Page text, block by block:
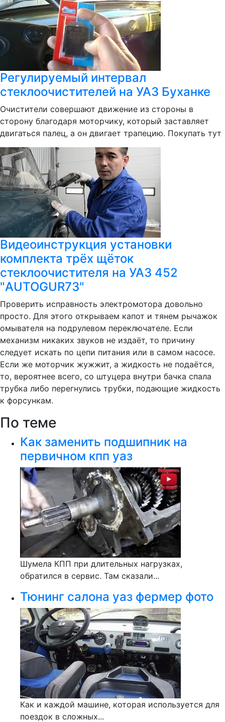
Регулируемый интервал
стеклоочистителей на УАЗ Буханке
Очистители совершают движение из стороны в
сторону благодаря моторчику, который заставляет
двигаться палец, а он двигает трапецию. Покупать тут
Видеоинструкция установки
комплекта трёх щёток
стеклоочистителя на УАЗ 452
"AUTOGUR73"
Проверить исправность электромотора довольно
просто. Для этого открываем капот и тянем рычажок
омывателя на подрулевом переключателе. Если
механизм никаких звуков не издаёт, то причину
следует искать по цепи питания или в самом насосе.
Если же моторчик жужжит, а жидкость не подаётся,
то, вероятнее всего, со штуцера внутри бачка спала
трубка либо перегнулись трубки, подающие жидкость
к форсункам.
По теме
Как заменить подшипник на
первичном кпп уаз
Шумела КПП при длительных нагрузках,
обратился в сервис. Там сказали...
Тюнинг салона уаз фермер фото
Как и каждой машине, которая используется для
поездок в сложных...